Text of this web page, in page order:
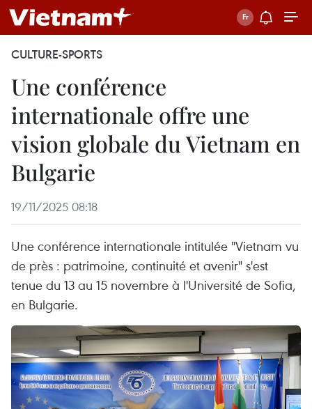
CULTURE-SPORTS
Une conférence
internationale offre une
vision globale du Vietnam en
Bulgarie
19/11/2025 08:18
Une conférence internationale intitulée "Vietnam vu
de près : patrimoine, continuité et avenir" s'est
tenue du 13 au 15 novembre à l'Université de Sofia,
en Bulgarie.